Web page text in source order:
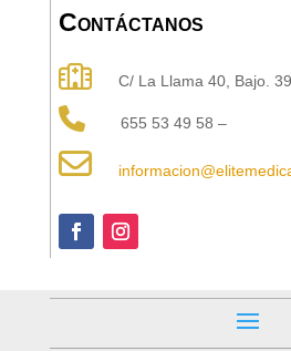
Contáctanos
C/ La Llama 40, Bajo.
655 53 49 58 –